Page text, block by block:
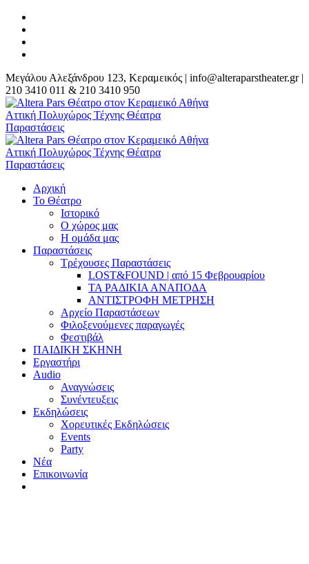
Μεγάλου Αλεξάνδρου 123, Κεραμεικός | info@alteraparstheater.gr |
210 3410 011 & 210 3410 950
Αρχική
Το Θέατρο
Ιστορικό
Ο χώρος μας
Η ομάδα μας
Παραστάσεις
Τρέχουσες Παραστάσεις
LOST&FOUND | από 15 Φεβρουαρίου
ΤΑ ΡΑΔΙΚΙΑ ΑΝΑΠΟΔΑ
ΑΝΤΙΣΤΡΟΦΗ ΜΕΤΡΗΣΗ
Αρχείο Παραστάσεων
Φιλοξενούμενες παραγωγές
Φεστιβάλ
ΠΑΙΔΙΚΗ ΣΚΗΝΗ
Εργαστήρι
Audio
Αναγνώσεις
Συνέντευξεις
Εκδηλώσεις
Χορευτικές Εκδηλώσεις
Εvents
Party
Nέα
Επικοινωνία